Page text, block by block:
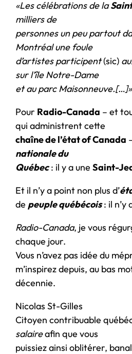
«Les célébrations de la
milliers de
personnes un peu partout
Montréal une foule
d’artistes participent(sic)
sur l’île Notre-Dame
et au parc Maisonneuve.[…]»
Pour Radio-Canada – et
qui administrent cette
chaîne de l’état of Canada
nationale du
Québec: il y a une Saint-
Et il n’y a point non plus d’
de peuple québécois: il n’y
Radio-Canada, je vous
chaque jour.
Vous n’avez pas idée du
m’inspirez depuis, au bas
décennie.
Nicolas St-Gilles
Citoyen contribuable
salaireafin que vous
puissiez ainsi oblitérer,